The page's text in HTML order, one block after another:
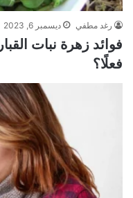
رغد مطفي ديسمبر 6, 2023
فوائد زهرة نبات
فعلًا؟